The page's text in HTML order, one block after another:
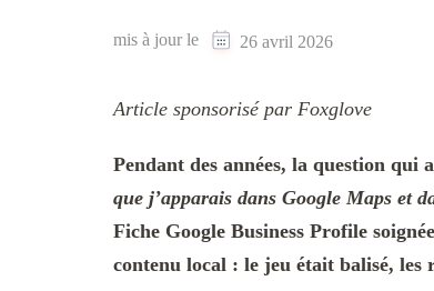
mis à jour le 26 avril 2026
Article sponsorisé par Foxglove
Pendant des années, la question
que j’apparais dans Google Maps et
Fiche Google Business Profile
contenu local : le jeu était balisé, les